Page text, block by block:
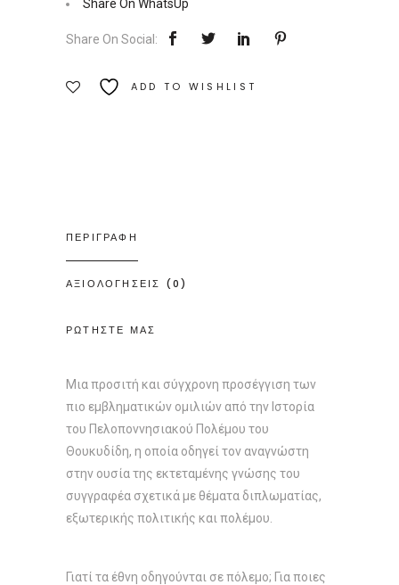
Διόπτρα
Share On WhatsUp
Share On Social:
ADD TO WISHLIST
ΠΕΡΙΓΡΑΦΗ
ΑΞΙΟΛΟΓΗΣΕΙΣ (0)
ΡΩΤΗΣΤΕ ΜΑΣ
Μια προσιτή και σύγχρονη προσέγγιση των
πιο εμβληματικών ομιλιών από την Ιστορία
του Πελοποννησιακού Πολέμου του
Θουκυδίδη, η οποία οδηγεί τον αναγνώστη
στην ουσία της εκτεταμένης γνώσης του
συγγραφέα σχετικά με θέματα διπλωματίας,
εξωτερικής πολιτικής και πολέμου.
Γιατί τα έθνη οδηγούνται σε πόλεμο; Για ποιες